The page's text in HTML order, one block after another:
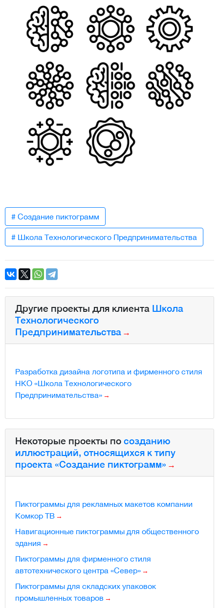
# Создание пиктограмм
# Школа Технологического Предпринимательства
Другие проекты для клиента Школа
Технологического
Предпринимательства
Разработка дизайна логотипа и фирменного стиля
НКО «Школа Технологического
Предпринимательства»
Некоторые проекты по созданию
иллюстраций, относящихся к типу
проекта «Создание пиктограмм»
Пиктограммы для рекламных макетов компании
Комкор ТВ
Навигационные пиктограммы для общественного
здания
Пиктограммы для фирменного стиля
автотехнического центра «Север»
Пиктограммы для складских упаковок
промышленных товаров